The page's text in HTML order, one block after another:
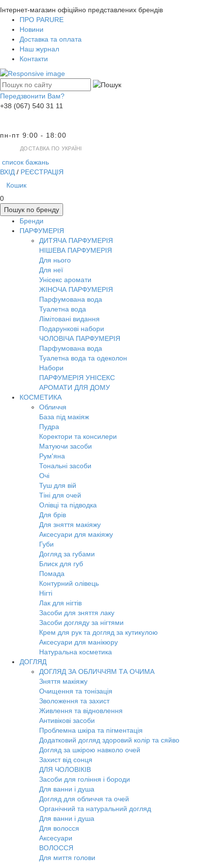
Інтернет-магазин офіційно представлених брендів
ПРО PARURE
Новини
Доставка та оплата
Наш журнал
Контакти
Передзвонити Вам?
+38 (067) 540 31 11
пн-пт 9:00 - 18:00
ДОСТАВКА ПО УКРАЇНІ
список бажань
ВХІД / РЕЄСТРАЦІЯ
Кошик
0
Пошук по бренду
Бренди
ПАРФУМЕРІЯ
ДИТЯЧА ПАРФУМЕРІЯ
НІШЕВА ПАРФУМЕРІЯ
Для нього
Для неї
Унісекс аромати
ЖІНОЧА ПАРФУМЕРІЯ
Парфумована вода
Туалетна вода
Лімітовані видання
Подарункові набори
ЧОЛОВІЧА ПАРФУМЕРІЯ
Парфумована вода
Туалетна вода та одеколон
Набори
ПАРФУМЕРІЯ УНІСЕКС
АРОМАТИ ДЛЯ ДОМУ
КОСМЕТИКА
Обличчя
База під макіяж
Пудра
Коректори та консилери
Матуючи засоби
Рум'яна
Тональні засоби
Очі
Туш для вій
Тіні для очей
Олівці та підводка
Для брів
Для зняття макіяжу
Аксесуари для макіяжу
Губи
Догляд за губами
Блиск для губ
Помада
Контурний олівець
Нігті
Лак для нігтів
Засоби для зняття лаку
Засоби догляду за нігтями
Крем для рук та догляд за кутикулою
Аксесуари для манікюру
Натуральна косметика
ДОГЛЯД
ДОГЛЯД ЗА ОБЛИЧЧЯМ ТА ОЧИМА
Зняття макіяжу
Очищення та тонізація
Зволоження та захист
Живлення та відновлення
Антивікові засоби
Проблемна шкіра та пігментація
Додатковий догляд здоровий колір та сяйво
Догляд за шкірою навколо очей
Захист від сонця
ДЛЯ ЧОЛОВІКІВ
Засоби для гоління і бороди
Для ванни і душа
Догляд для обличчя та очей
Органічний та натуральний догляд
Для ванни і душа
Для волосся
Аксесуари
ВОЛОССЯ
Для миття голови